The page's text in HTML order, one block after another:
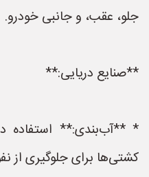
جلو، عقب، و جانبی خودرو.
**صنایع دریایی:**
* **آب‌بندی:** استفاده
کشتی‌ها برای جلوگیری از